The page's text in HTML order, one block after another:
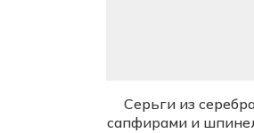
Серьги из
сапфирами и